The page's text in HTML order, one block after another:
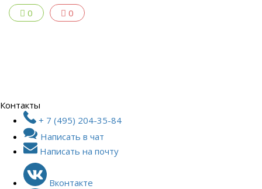
0 0
Контакты
+ 7 (495) 204-35-84
Написать в чат
Написать на почту
Вконтакте